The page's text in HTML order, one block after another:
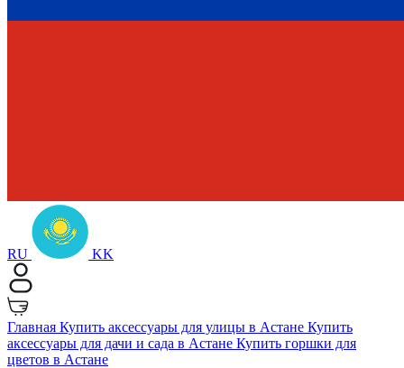
RU KK
Главная Купить аксессуары для улицы в Астане Купить
аксессуары для дачи и сада в Астане Купить горшки для
цветов в Астане